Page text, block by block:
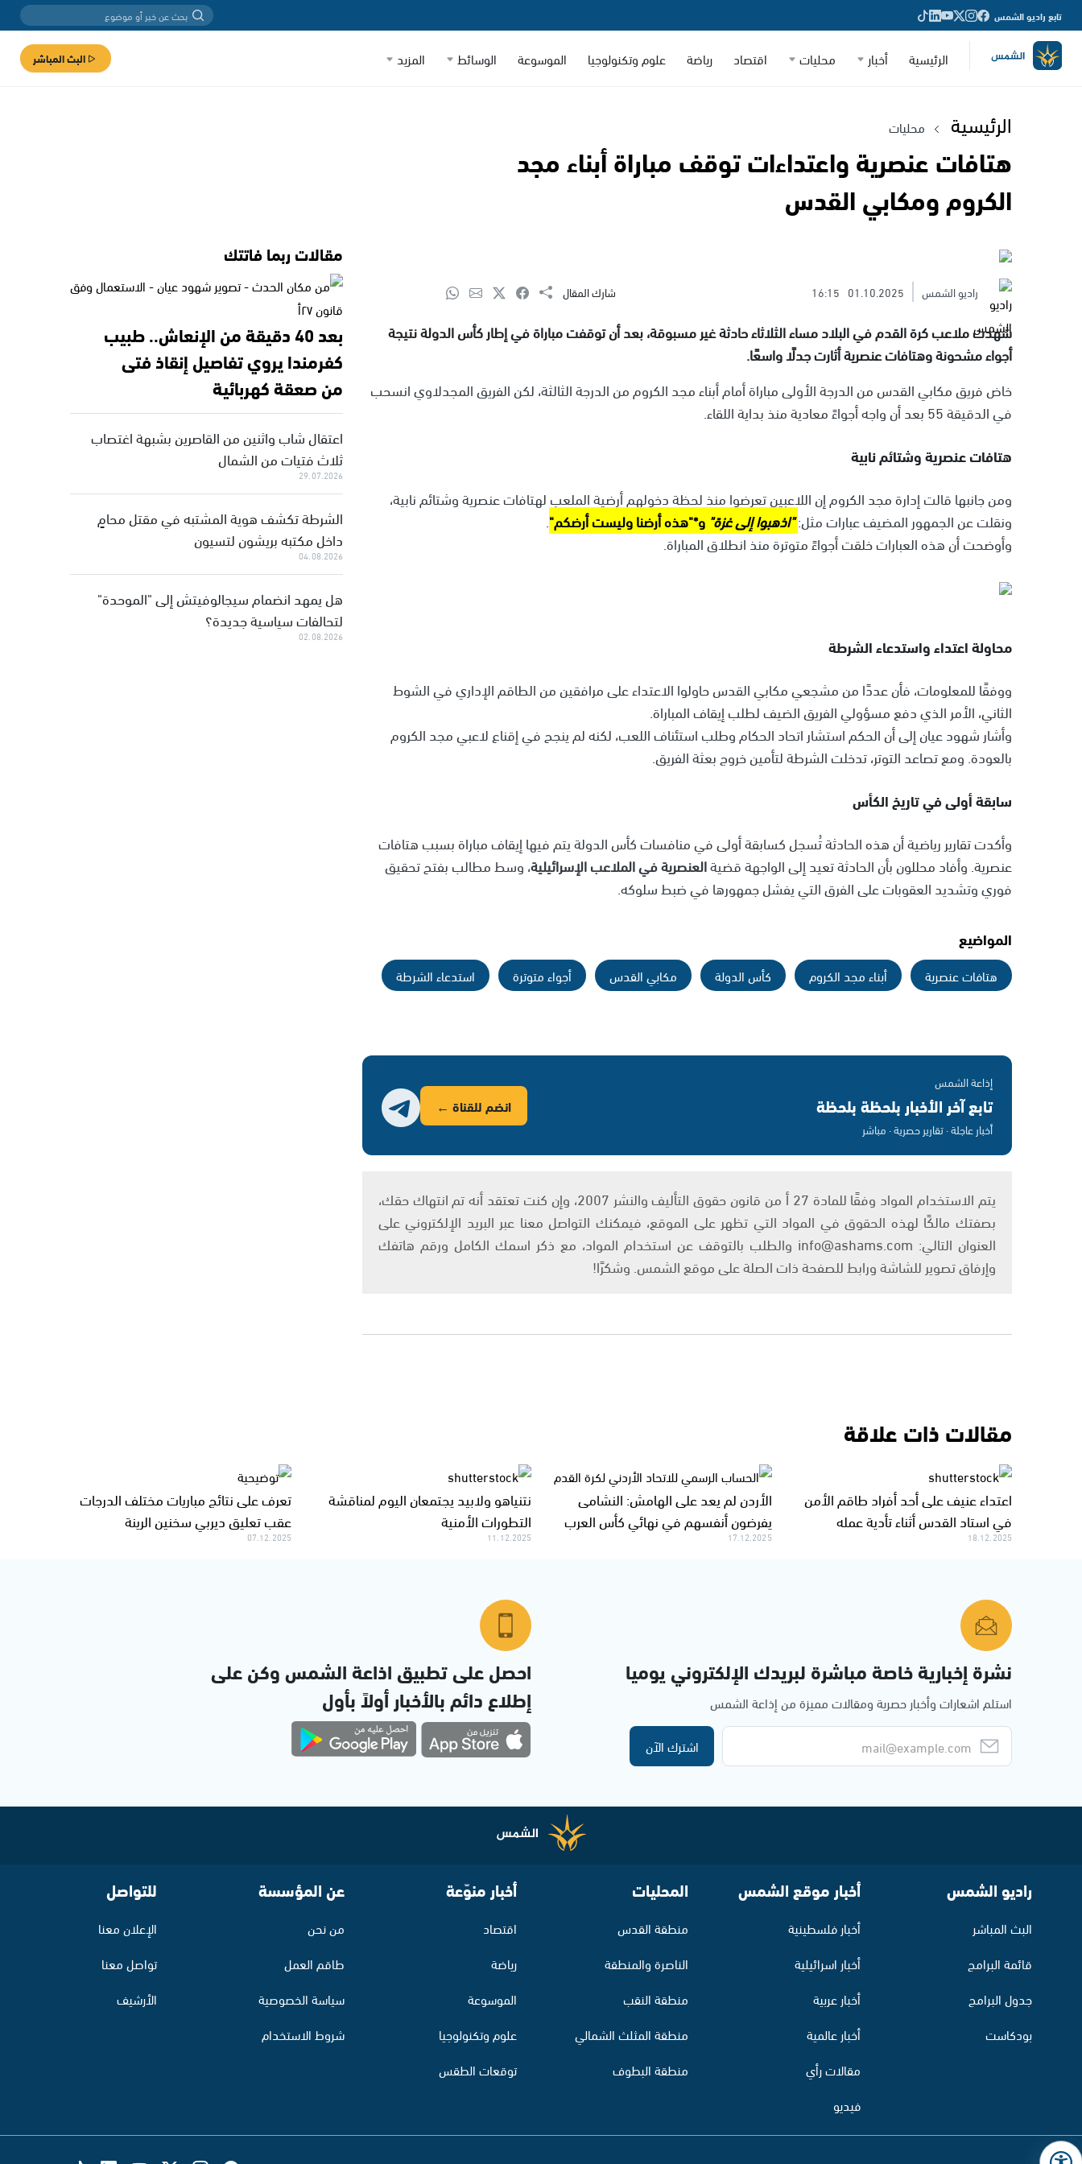
تابع راديو الشمس
الرئيسية أخبار محليات اقتصاد رياضة علوم وتكنولوجيا الموسوعة الوسائط المزيد البث المباشر
الرئيسية محليات
هتافات عنصرية واعتداءات توقف مباراة أبناء مجد
الكروم ومكابي القدس
راديو الشمس 01.10.2025
16:15 شارك المقال
شهدت ملاعب كرة القدم في البلاد مساء الثلاثاء حادثة غير مسبوقة، بعد أن توقفت مباراة في إطاركأس الدولةنتيجة
أجواء مشحونة وهتافات عنصرية أثارت جدلًا واسعًا.
خاض فريقمكابي القدسمن الدرجة الأولى مباراة أمامأبناء مجد الكروممن الدرجة الثالثة، لكن الفريق المجدلاوي انسحب
في الدقيقة 55 بعد أن واجه أجواءً معادية منذ بداية اللقاء.
هتافات عنصرية وشتائم نابية
ومن جانبها قالت إدارة مجد الكروم إن اللاعبين تعرضوا منذ لحظة دخولهم أرضية الملعب لهتافات عنصرية وشتائم نابية،
ونقلت عن الجمهور المضيف عبارات مثل:"اذهبوا إلى غزة" و*"هذه أرضنا وليست أرضكم".
وأوضحت أن هذه العبارات خلقت أجواءً متوترة منذ انطلاق المباراة.
محاولة اعتداء واستدعاء الشرطة
ووفقًا للمعلومات، فأن عددًا من مشجعي مكابي القدس حاولوا الاعتداء على مرافقين من الطاقم الإداري في الشوط
الثاني، الأمر الذي دفع مسؤولي الفريق الضيف لطلب إيقاف المباراة.
وأشار شهود عيان إلى أن الحكم استشار اتحاد الحكام وطلب استئناف اللعب، لكنه لم ينجح في إقناع لاعبي مجد الكروم
بالعودة. ومع تصاعد التوتر، تدخلت الشرطة لتأمين خروج بعثة الفريق.
سابقة أولى في تاريخ الكأس
وأكدت تقارير رياضية أن هذه الحادثة تُسجل كسابقة أولى في منافسات كأس الدولة يتم فيها إيقاف مباراة بسبب هتافات
عنصرية. وأفاد محللون بأن الحادثة تعيد إلى الواجهة قضيةالعنصرية في الملاعب الإسرائيلية، وسط مطالب بفتح تحقيق
فوري وتشديد العقوبات على الفرق التي يفشل جمهورها في ضبط سلوكه.
المواضيع
هتافات عنصرية أبناء مجد الكروم كأس الدولة مكابي القدس أجواء متوترة استدعاء الشرطة
إذاعة الشمس
تابع آخر الأخبار بلحظة بلحظة
أخبار عاجلة · تقارير حصرية · مباشر
انضم للقناة ←
يتم الاستخدام المواد وفقًا للمادة 27 أ من قانون حقوق التأليف والنشر 2007، وإن كنت تعتقد أنه تم انتهاك حقك،
بصفتك مالكًا لهذه الحقوق في المواد التي تظهر على الموقع، فيمكنك التواصل معنا عبر البريد الإلكتروني على
العنوان التالي: info@ashams.com والطلب بالتوقف عن استخدام المواد، مع ذكر اسمك الكامل ورقم هاتفك
وإرفاق تصوير للشاشة ورابط للصفحة ذات الصلة على موقع الشمس. وشكرًا!
مقالات ربما فاتتك
بعد 40 دقيقة من الإنعاش.. طبيب
كفرمندا يروي تفاصيل إنقاذ فتى
من صعقة كهربائية
اعتقال شاب واثنين من القاصرين بشبهة اغتصاب
ثلاث فتيات من الشمال
29.07.2026
الشرطة تكشف هوية المشتبه في مقتل محامٍ
داخل مكتبه بريشون لتسيون
04.08.2026
هل يمهد انضمام سيجالوفيتش إلى "الموحدة"
لتحالفات سياسية جديدة؟
02.08.2026
مقالات ذات علاقة
اعتداء عنيف على أحد أفراد طاقم الأمن
في استاد القدس أثناء تأدية عمله
18.12.2025
الأردن لم يعد على الهامش: النشامى
يفرضون أنفسهم في نهائي كأس العرب
17.12.2025
نتنياهو ولابيد يجتمعان اليوم لمناقشة
التطورات الأمنية
11.12.2025
تعرف على نتائج مباريات مختلف الدرجات
عقب تعليق ديربي سخنين الرينة
07.12.2025
نشرة إخبارية خاصة مباشرة لبريدك الإلكتروني يوميا
استلم اشعارات وأخبار حصرية ومقالات مميزة من إذاعة الشمس
اشترك الآن
احصل على تطبيق اذاعة الشمس وكن على
إطلاع دائم بالأخبار أولاً بأول
راديو الشمس
البث المباشر
قائمة البرامج
جدول البرامج
بودكاست
أخبار موقع الشمس
أخبار فلسطينية
أخبار اسرائيلية
أخبار عربية
أخبار عالمية
مقالات رأي
فيديو
المحليات
منطقة القدس
الناصرة والمنطقة
منطقة النقب
منطقة المثلث الشمالي
منطقة البطوف
أخبار منوّعة
اقتصاد
رياضة
الموسوعة
علوم وتكنولوجيا
توقعات الطقس
عن المؤسسة
من نحن
طاقم العمل
سياسة الخصوصية
شروط الاستخدام
للتواصل
الإعلان معنا
تواصل معنا
الأرشيف